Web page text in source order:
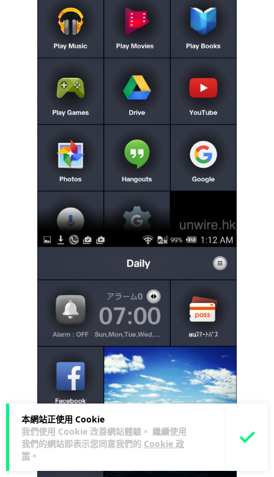
本網站正使用 Cookie
我們使用 Cookie 改善網站體驗。 繼續使用
我們的網站即表示您同意我們的 Cookie 政
策 。